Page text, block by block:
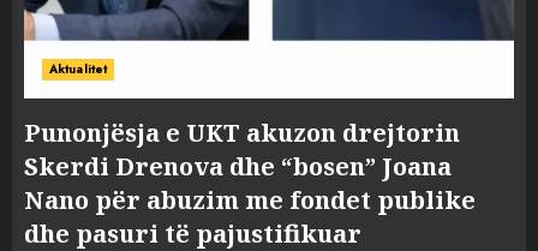
Aktualitet
Punonjësja e UKT akuzon drejtorin
Skerdi Drenova dhe “bosen” Joana
Nano për abuzim me fondet publike
dhe pasuri të pajustifikuar